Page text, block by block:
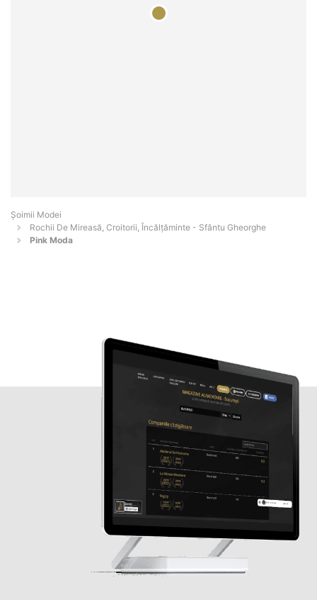
Șoimii Modei
Rochii De Mireasă, Croitorii, Încălțăminte - Sfântu Gheorghe
Pink Moda